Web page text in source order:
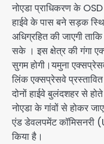
नोएडा प्राधिकरण के
हाईवे के पास बने सड़क
अधिग्रहित की जाएगी
सके । इस क्षेत्र की गंगा
सुगम होगी।यमुना
लिंक एक्सप्रेसवे
दोनों हाईवे बुलंदशहर से
नोएडा के गांवों से होकर
एंड डेवलपमेंट कॉमिसनरी
किया है।